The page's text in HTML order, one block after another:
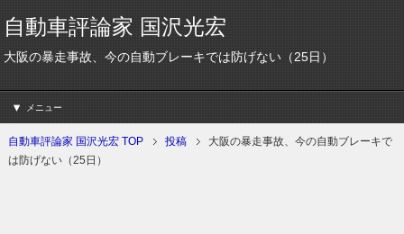
自動車評論家 国沢光宏
大阪の暴走事故、今の自動ブレーキでは防げない（25日）
メニュー
自動車評論家 国沢光宏 TOP 投稿
大阪の暴走事故、今の自動ブレーキで
は防げない（25日）